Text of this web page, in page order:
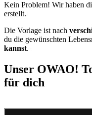
Kein Problem! Wir haben
erstellt.
Die Vorlage ist nach
du die gewünschten
kannst.
Unser OWAO!
für dich